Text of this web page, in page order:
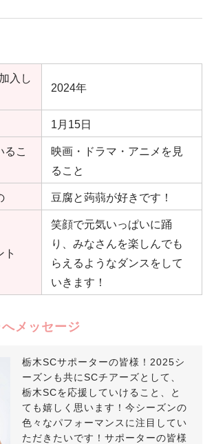
入し
2024年
1月15日
るこ
映画・ドラマ・アニメを見
ること
豆腐と蒟蒻が好きです！
ト
笑顔で元気いっぱいに踊
り、みなさんを楽しんでも
らえるようなダンスをして
いきます！
メッセージ
栃木SCサポーターの皆様！2025シ
ーズンも共にSCチアーズとして、
栃木SCを応援していけること、と
ても嬉しく思います！今シーズンの
色々なパフォーマンスに注目してい
ただきたいです！サポーターの皆様